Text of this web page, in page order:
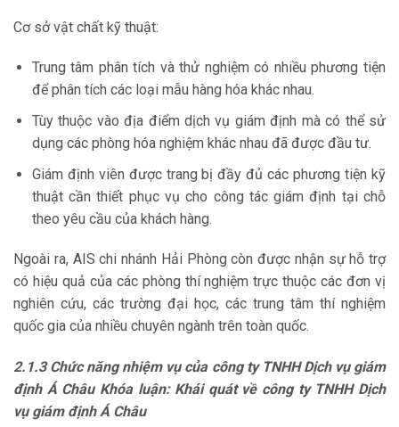
Cơ sở vật chất kỹ thuật:
Trung tâm phân tích và thử nghiệm có nhiều phương tiện
để phân tích các loại mẫu hàng hóa khác nhau.
Tùy thuộc vào địa điểm dịch vụ giám định mà có thể sử
dụng các phòng hóa nghiệm khác nhau đã được đầu tư.
Giám định viên được trang bị đầy đủ các phương tiện kỹ
thuật cần thiết phục vụ cho công tác giám định tại chỗ
theo yêu cầu của khách hàng.
Ngoài ra, AIS chi nhánh Hải Phòng còn được nhận sự hỗ trợ
có hiệu quả của các phòng thí nghiệm trực thuộc các đơn vị
nghiên cứu, các trường đại học, các trung tâm thí nghiệm
quốc gia của nhiều chuyên ngành trên toàn quốc.
2.1.3 Chức năng nhiệm vụ của công ty TNHH Dịch vụ giám
định Á Châu Khóa luận: Khái quát về công ty TNHH Dịch
vụ giám định Á Châu